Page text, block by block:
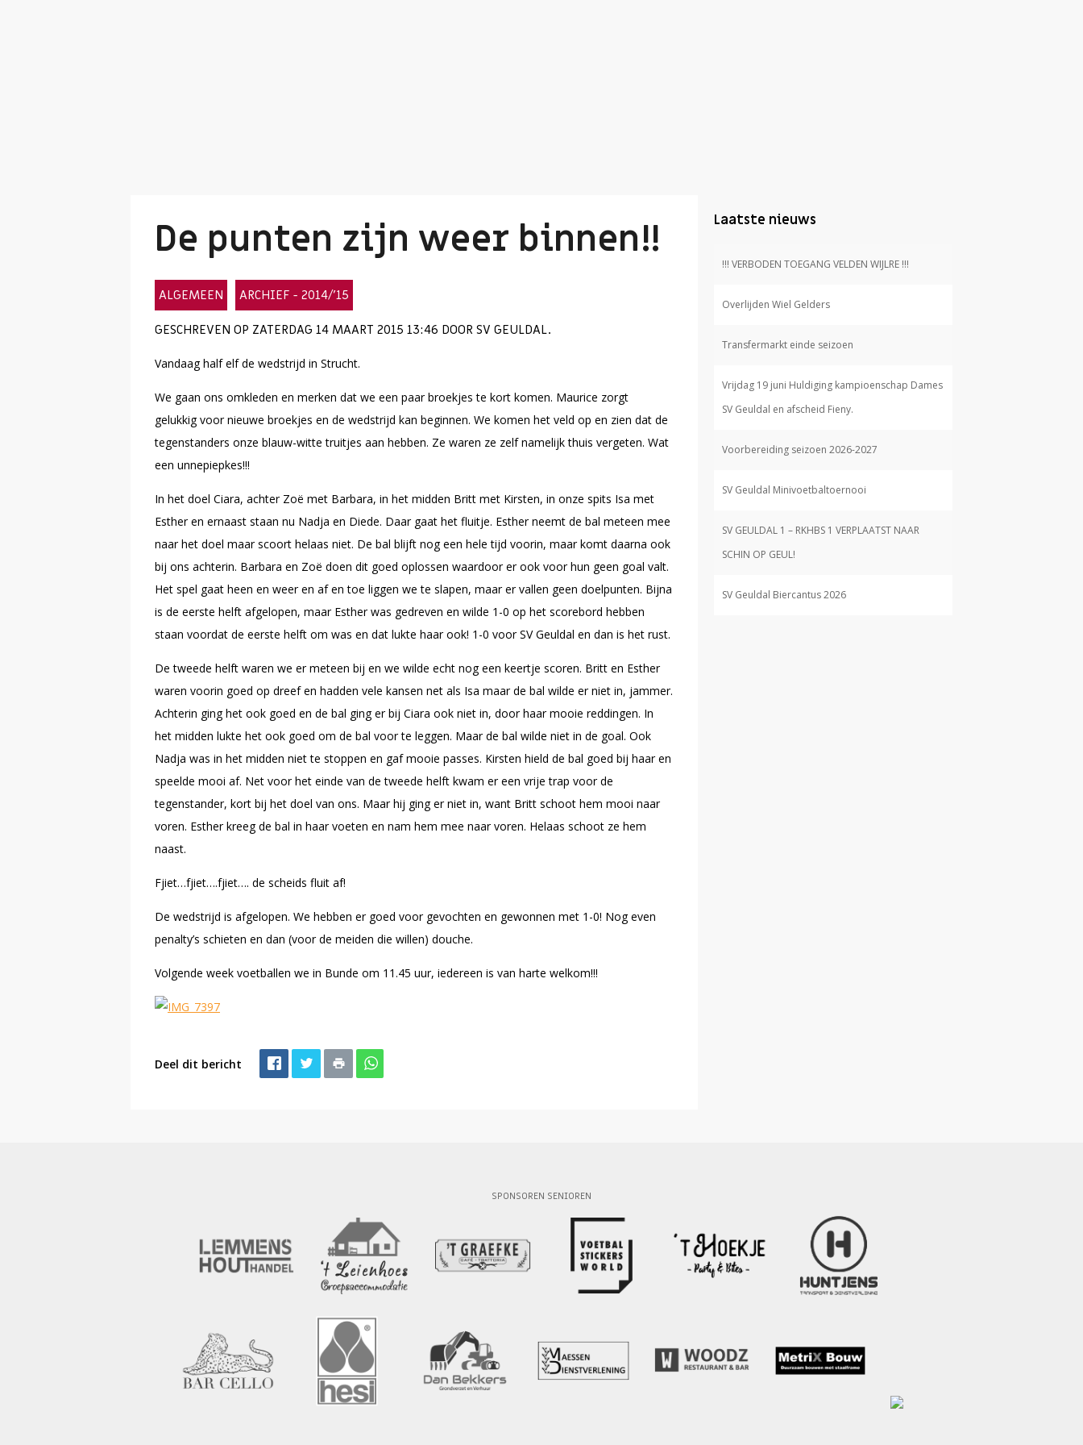
De punten zijn weer binnen!!
ALGEMEEN
ARCHIEF - 2014/'15
GESCHREVEN OP ZATERDAG 14 MAART 2015 13:46 DOOR SV GEULDAL.
Vandaag half elf de wedstrijd in Strucht.
We gaan ons omkleden en merken dat we een paar broekjes te kort komen. Maurice zorgt
gelukkig voor nieuwe broekjes en de wedstrijd kan beginnen. We komen het veld op en zien dat de
tegenstanders onze blauw-witte truitjes aan hebben. Ze waren ze zelf namelijk thuis vergeten. Wat
een unnepiepkes!!!
In het doel Ciara, achter Zoë met Barbara, in het midden Britt met Kirsten, in onze spits Isa met
Esther en ernaast staan nu Nadja en Diede. Daar gaat het fluitje. Esther neemt de bal meteen mee
naar het doel maar scoort helaas niet. De bal blijft nog een hele tijd voorin, maar komt daarna ook
bij ons achterin. Barbara en Zoë doen dit goed oplossen waardoor er ook voor hun geen goal valt.
Het spel gaat heen en weer en af en toe liggen we te slapen, maar er vallen geen doelpunten. Bijna
is de eerste helft afgelopen, maar Esther was gedreven en wilde 1-0 op het scorebord hebben
staan voordat de eerste helft om was en dat lukte haar ook! 1-0 voor SV Geuldal en dan is het rust.
De tweede helft waren we er meteen bij en we wilde echt nog een keertje scoren. Britt en Esther
waren voorin goed op dreef en hadden vele kansen net als Isa maar de bal wilde er niet in, jammer.
Achterin ging het ook goed en de bal ging er bij Ciara ook niet in, door haar mooie reddingen. In
het midden lukte het ook goed om de bal voor te leggen. Maar de bal wilde niet in de goal. Ook
Nadja was in het midden niet te stoppen en gaf mooie passes. Kirsten hield de bal goed bij haar en
speelde mooi af. Net voor het einde van de tweede helft kwam er een vrije trap voor de
tegenstander, kort bij het doel van ons. Maar hij ging er niet in, want Britt schoot hem mooi naar
voren. Esther kreeg de bal in haar voeten en nam hem mee naar voren. Helaas schoot ze hem
naast.
Fjiet…fjiet….fjiet…. de scheids fluit af!
De wedstrijd is afgelopen. We hebben er goed voor gevochten en gewonnen met 1-0! Nog even
penalty’s schieten en dan (voor de meiden die willen) douche.
Volgende week voetballen we in Bunde om 11.45 uur, iedereen is van harte welkom!!!
Deel dit bericht
Laatste nieuws
!!! VERBODEN TOEGANG VELDEN WIJLRE !!!
Overlijden Wiel Gelders
Transfermarkt einde seizoen
Vrijdag 19 juni Huldiging kampioenschap Dames
SV Geuldal en afscheid Fieny.
Voorbereiding seizoen 2026-2027
SV Geuldal Minivoetbaltoernooi
SV GEULDAL 1 – RKHBS 1 VERPLAATST NAAR
SCHIN OP GEUL!
SV Geuldal Biercantus 2026
SPONSOREN SENIOREN